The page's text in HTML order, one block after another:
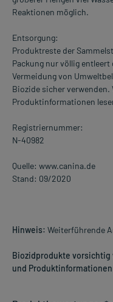
Reaktionen möglich.
Entsorgung:
Produktreste der
Packung nur völlig
Vermeidung von
Biozide sicher verwenden.
Produktinformationen
Registriernummer:
N-40982
Quelle: www.canina.de
Stand: 09/2020
Hinweis: Weiterführende
Biozidprodukte vorsichtig
und